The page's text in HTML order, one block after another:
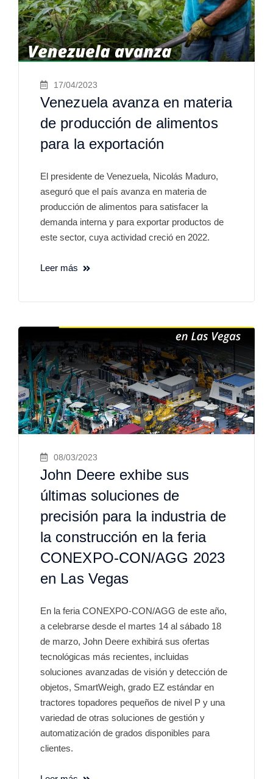
17/04/2023
Venezuela avanza en materia
de producción de alimentos
para la exportación
El presidente de Venezuela, Nicolás Maduro,
aseguró que el país avanza en materia de
producción de alimentos para satisfacer la
demanda interna y para exportar productos de
este sector, cuya actividad creció en 2022.
Leer más
08/03/2023
John Deere exhibe sus
últimas soluciones de
precisión para la industria de
la construcción en la feria
CONEXPO-CON/AGG 2023
en Las Vegas
En la feria CONEXPO-CON/AGG de este año,
a celebrarse desde el martes 14 al sábado 18
de marzo, John Deere exhibirá sus ofertas
tecnológicas más recientes, incluidas
soluciones avanzadas de visión y detección de
objetos, SmartWeigh, grado EZ estándar en
tractores topadores pequeños de nivel P y una
variedad de otras soluciones de gestión y
automatización de grados disponibles para
clientes.